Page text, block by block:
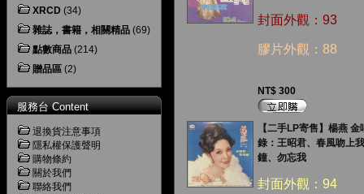
XRCD (34)
雜誌，書籍，相關精品 (69)
點數商品 (214)
贈品區 (2)
服務台 Content
退換貨注意事項
隱私權保護聲明
購物條約
關於我們
聯絡我們
封面外觀：93
膠片外觀：88
NT$ 300
【二手LP寄售】楊燕
錄：王昭君、春風吻上
鐘、勿忘我
封面外觀：94